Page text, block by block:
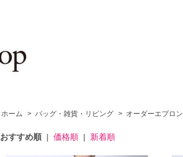
ホーム > バッグ・雑貨・リビング > オーダーエプロン
おすすめ順| 価格順| 新着順